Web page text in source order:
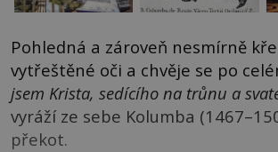
Pohledná a zároveň nesmírně
vytřeštěné oči a chvěje se po
jsem Krista, sedícího na trůnu a
vyráží ze sebe Kolumba
překot.